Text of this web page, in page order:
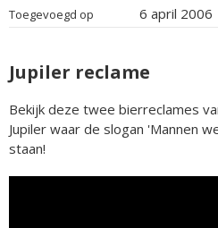
Toegevoegd op 6 april 2006
Jupiler reclame
Bekijk deze twee bierreclames
Jupiler waar de slogan 'Mannen
staan!